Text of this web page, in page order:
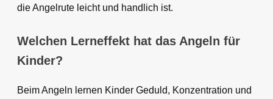
die Angelrute leicht und handlich ist.
Welchen Lerneffekt hat das Angeln für
Kinder?
Beim Angeln lernen Kinder Geduld, Konzentration und